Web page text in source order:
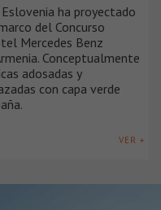
ha proyectado
del Concurso
Mercedes Benz
Conceptualmente
adosadas y
con capa verde
VER +